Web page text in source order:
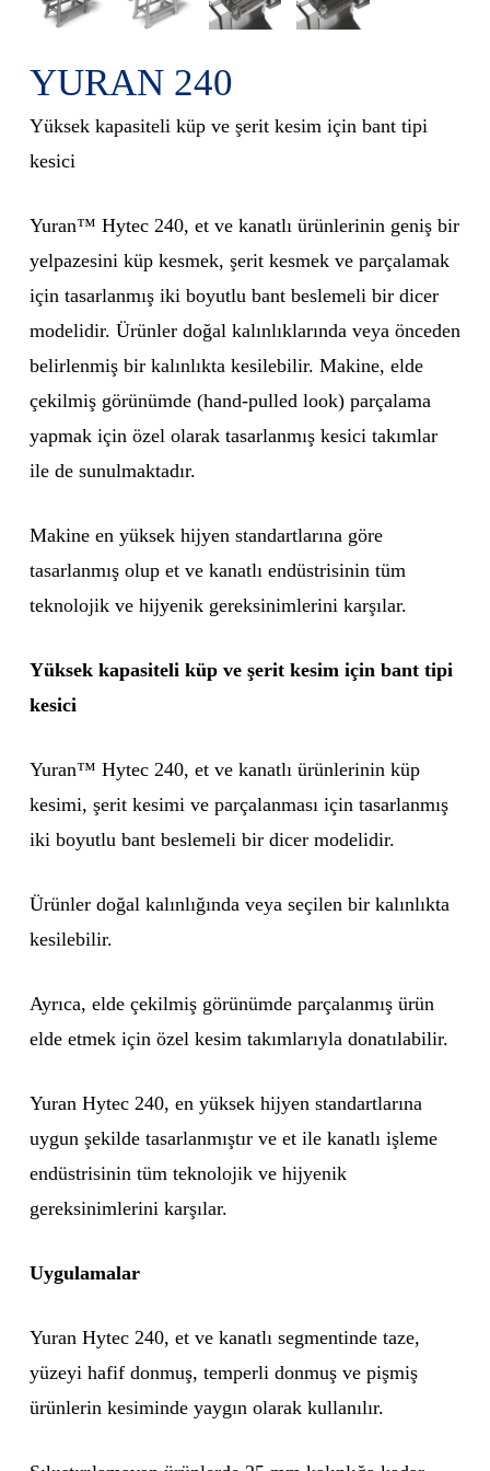
YURAN 240
Yüksek kapasiteli küp ve şerit kesim için bant tipi
kesici
Yuran™ Hytec 240, et ve kanatlı ürünlerinin geniş bir
yelpazesini küp kesmek, şerit kesmek ve parçalamak
için tasarlanmış iki boyutlu bant beslemeli bir dicer
modelidir. Ürünler doğal kalınlıklarında veya önceden
belirlenmiş bir kalınlıkta kesilebilir. Makine, elde
çekilmiş görünümde (hand-pulled look) parçalama
yapmak için özel olarak tasarlanmış kesici takımlar
ile de sunulmaktadır.
Makine en yüksek hijyen standartlarına göre
tasarlanmış olup et ve kanatlı endüstrisinin tüm
teknolojik ve hijyenik gereksinimlerini karşılar.
Yüksek kapasiteli küp ve şerit kesim için bant tipi
kesici
Yuran™ Hytec 240, et ve kanatlı ürünlerinin küp
kesimi, şerit kesimi ve parçalanması için tasarlanmış
iki boyutlu bant beslemeli bir dicer modelidir.
Ürünler doğal kalınlığında veya seçilen bir kalınlıkta
kesilebilir.
Ayrıca, elde çekilmiş görünümde parçalanmış ürün
elde etmek için özel kesim takımlarıyla donatılabilir.
Yuran Hytec 240, en yüksek hijyen standartlarına
uygun şekilde tasarlanmıştır ve et ile kanatlı işleme
endüstrisinin tüm teknolojik ve hijyenik
gereksinimlerini karşılar.
Uygulamalar
Yuran Hytec 240, et ve kanatlı segmentinde taze,
yüzeyi hafif donmuş, temperli donmuş ve pişmiş
ürünlerin kesiminde yaygın olarak kullanılır.